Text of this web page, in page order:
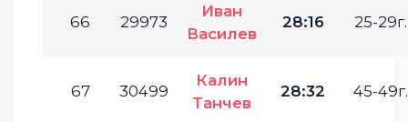
66 29973
Иван
Василев
28:16 25-29г.
67 30499
Калин
Танчев
28:32 45-49г.